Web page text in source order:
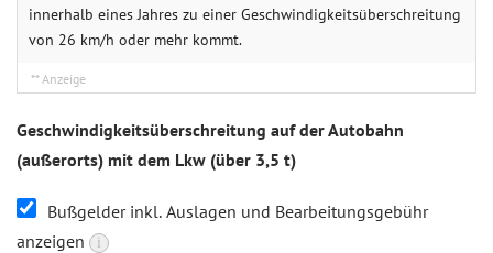
innerhalb eines Jahres zu einer Geschwindigkeitsüberschreitung
von 26 km/h oder mehr kommt.
Geschwindigkeitsüberschreitung auf der Autobahn
(außerorts) mit dem Lkw (über 3,5 t)
Bußgelder inkl. Auslagen und Bearbeitungsgebühr
anzeigen
i